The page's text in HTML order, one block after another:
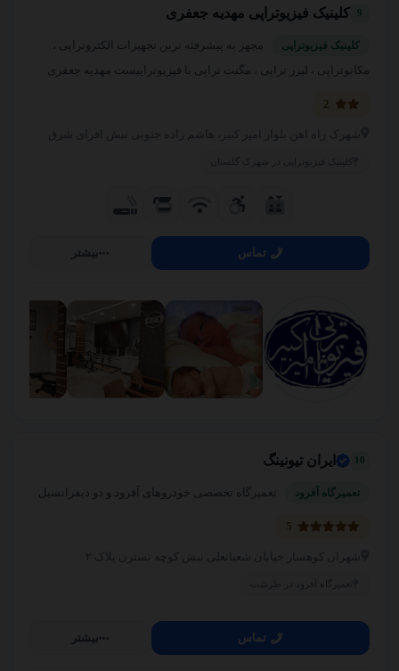
9 کلینیک فیزیوتراپی مهدیه جعفری
کلینیک فیزیوتراپی
مجهز به پیشرفته ترین تجهیزات الکتروتراپی ،
مکانوتراپی ، لیزر تراپی ، مگنت تراپی با فیزیوتراپیست مهدیه جعفری
تماس بیشتر
10 ایران تیونینگ
تعمیرگاه آفرود تعمیرگاه تخصصی خودروهای آفرود و دو دیفرانسیل
تماس بیشتر